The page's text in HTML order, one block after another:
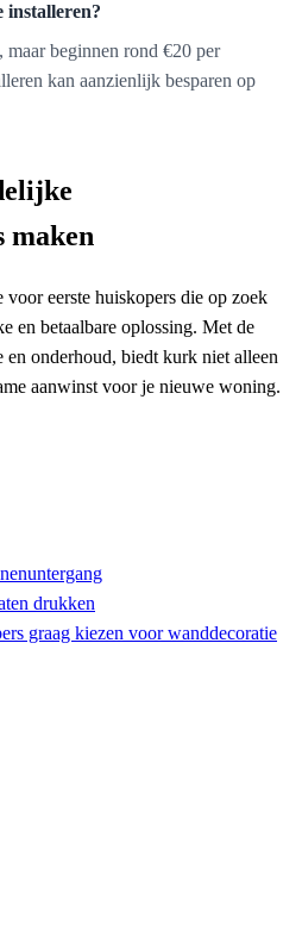
installeren?
beginnen rond €20 per
kan aanzienlijk besparen op
maken
eerste huiskopers die op zoek
en betaalbare oplossing. Met de
en onderhoud, biedt kurk niet alleen
aanwinst voor je nieuwe woning.
drukken
graag kiezen voor wanddecoratie